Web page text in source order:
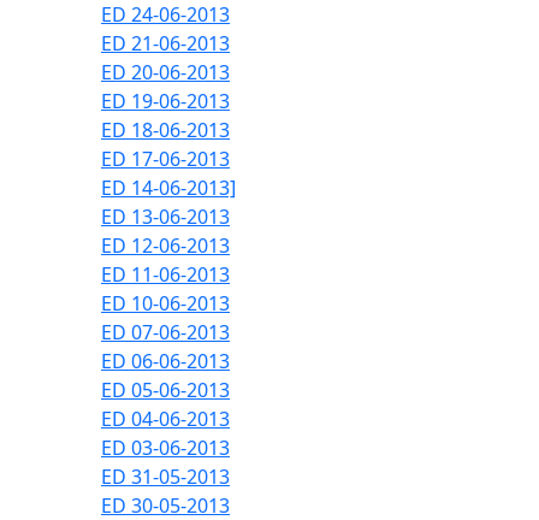
ED 24-06-2013
ED 21-06-2013
ED 20-06-2013
ED 19-06-2013
ED 18-06-2013
ED 17-06-2013
ED 14-06-2013]
ED 13-06-2013
ED 12-06-2013
ED 11-06-2013
ED 10-06-2013
ED 07-06-2013
ED 06-06-2013
ED 05-06-2013
ED 04-06-2013
ED 03-06-2013
ED 31-05-2013
ED 30-05-2013